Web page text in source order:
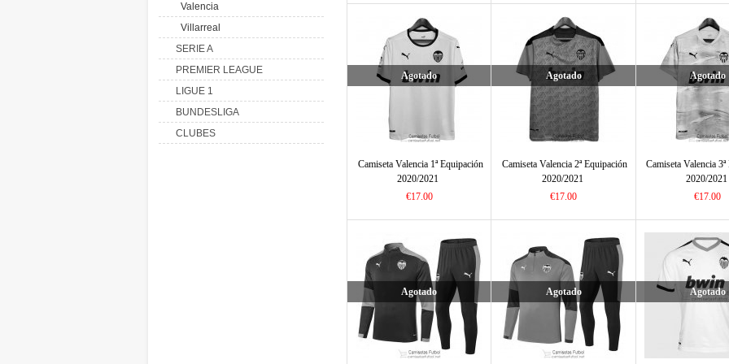
Valencia
Villarreal
SERIE A
PREMIER LEAGUE
LIGUE 1
BUNDESLIGA
CLUBES
Agotado
Camiseta Valencia 1ª Equipación
2020/2021
€17.00
Agotado
Camiseta Valencia 2ª Equipación
2020/2021
€17.00
Agotado
Camiseta Valencia
2020/2021
€17.00
Agotado Agotado Agotado